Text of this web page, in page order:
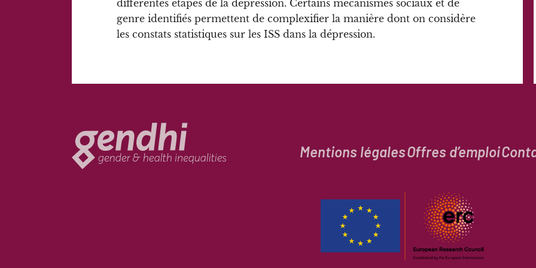
différentes étapes de la dépression. Certains mécanismes sociaux et de
genre identifiés permettent de complexifier la manière dont on considère
les constats statistiques sur les ISS dans la dépression.
Mentions légalesOffres d’emploi